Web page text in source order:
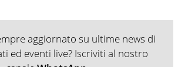
aggiornato su ultime news di
ed eventi live? Iscriviti al nostro